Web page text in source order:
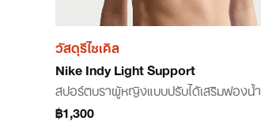
วัสดุรีไซเคิล
Nike Indy Light Support
สปอร์ตบราผู้หญิงแบบปรับได้เสริมฟองน้ำ
฿1,300